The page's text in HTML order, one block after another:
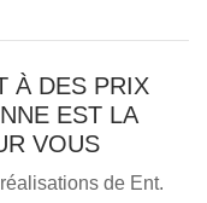
À DES PRIX
EST LA
VOUS
de Ent.